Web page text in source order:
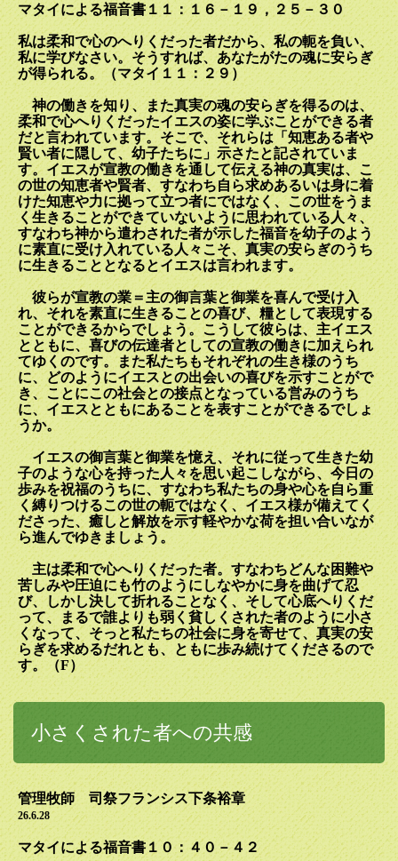
マタイによる福音書１１：１６－１９，２５－３０
私は柔和で心のへりくだった者だから、私の軛を負い、
私に学びなさい。そうすれば、あなたがたの魂に安らぎ
が得られる。（マタイ１１：２９）
神の働きを知り、また真実の魂の安らぎを得るのは、
柔和で心へりくだったイエスの姿に学ぶことができる者
だと言われています。そこで、それらは「知恵ある者や
賢い者に隠して、幼子たちに」示さたと記されていま
す。イエスが宣教の働きを通して伝える神の真実は、こ
の世の知恵者や賢者、すなわち自ら求めあるいは身に着
けた知恵や力に拠って立つ者にではなく、この世をうま
く生きることができていないように思われている人々、
すなわち神から遣わされた者が示した福音を幼子のよう
に素直に受け入れている人々こそ、真実の安らぎのうち
に生きることとなるとイエスは言われます。
彼らが宣教の業＝主の御言葉と御業を喜んで受け入
れ、それを素直に生きることの喜び、糧として表現する
ことができるからでしょう。こうして彼らは、主イエス
とともに、喜びの伝達者としての宣教の働きに加えられ
てゆくのです。また私たちもそれぞれの生き様のうち
に、どのようにイエスとの出会いの喜びを示すことがで
き、ことにこの社会との接点となっている営みのうち
に、イエスとともにあることを表すことができるでしょ
うか。
イエスの御言葉と御業を憶え、それに従って生きた幼
子のような心を持った人々を思い起こしながら、今日の
歩みを祝福のうちに、すなわち私たちの身や心を自ら重
く縛りつけるこの世の軛ではなく、イエス様が備えてく
ださった、癒しと解放を示す軽やかな荷を担い合いなが
ら進んでゆきましょう。
主は柔和で心へりくだった者。すなわちどんな困難や
苦しみや圧迫にも竹のようにしなやかに身を曲げて忍
び、しかし決して折れることなく、そして心底へりくだ
って、まるで誰よりも弱く貧しくされた者のように小さ
くなって、そっと私たちの社会に身を寄せて、真実の安
らぎを求めるだれとも、ともに歩み続けてくださるので
す。（F）
小さくされた者への共感
管理牧師 司祭フランシス下条裕章
26.6.28
マタイによる福音書１０：４０－４２